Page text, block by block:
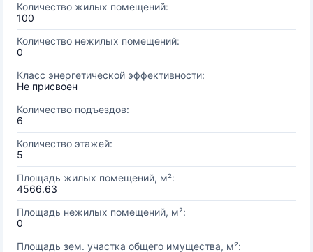
Количество жилых помещений:
100
Количество нежилых помещений:
0
Класс энергетической эффективности:
Не присвоен
Количество подъездов:
6
Количество этажей:
5
Площадь жилых помещений, м²:
4566.63
Площадь нежилых помещений, м²:
0
Площадь зем. участка общего имущества, м²: